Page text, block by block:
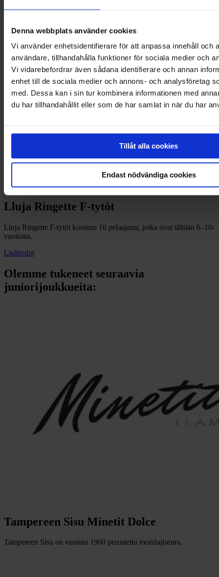
Denna webbplats använder cookies
Vi använder enhetsidentifierare för att anpassa innehåll och
användare, tillhandahålla funktioner för sociala medier och
Vi vidarebefordrar även sådana identifierare och annan
enhet till de sociala medier och annons- och analysföretag
med. Dessa kan i sin tur kombinera informationen med
du har tillhandahållit eller som de har samlat in när du har
Tillåt alla cookies
Endast nödvändiga cookies
Lluja Ringette F-tytöt
Lluja Ringette F-tytöt koostuu 16 pelaajasta, jotka ovat iältään 6–10-
vuotiaita.
Lisätiedot
Olemme tukeneet seuraavia
juniorijoukkueita:
Tampereen Sisu Minetit Dolce
Tampereen Sisu on vuonna 1960 perustettu monilajiseura.